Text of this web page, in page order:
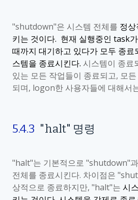
"shutdown"은 시스템 전체를 정
키는 것이다. 현재 실행중인 task
때까지 대기하고 있다가 모두 종료
스템을 종료시킨다. 시스템이 종료
있는 모든 작업들이 종료되고, 모
되며, logon한 사용자들에 대해서
5.4.3 "halt" 명령
"halt"는 기본적으로 "shutdown"
전체를 종료시킨다. 차이점은
상적으로 종료하지만, "halt"는 시